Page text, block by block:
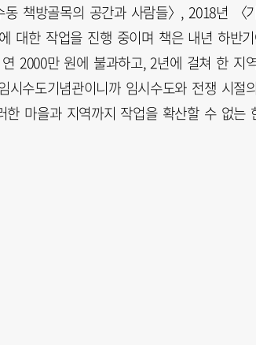
책방골목의 공간과 사람들〉, 2018년 〈기
대한 작업을 진행 중이며 책은 내년 하반
2000만 원에 불과하고, 2년에 걸쳐 한 지역
수도기념관이니까 임시수도와 전쟁 시절의
마을과 지역까지 작업을 확산할 수 없는